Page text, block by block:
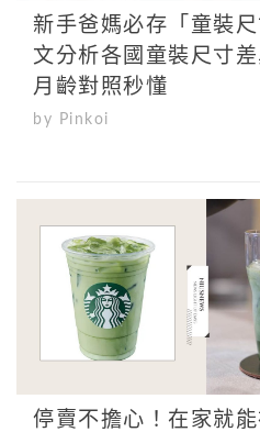
新手爸媽必存「童裝
文分析各國童裝尺寸差
月齡對照秒懂
by Pinkoi
停賣不擔心！在家就